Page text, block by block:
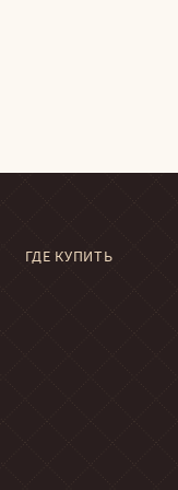
ГДЕ КУПИТЬ